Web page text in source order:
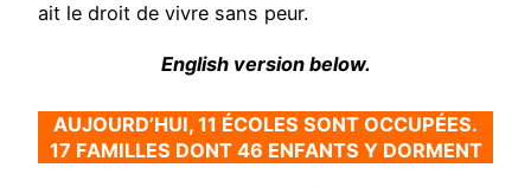
ait le droit de vivre sans peur.
English version below.
AUJOURD’HUI, 11 ÉCOLES SONT OCCUPÉES.
17 FAMILLES DONT 46 ENFANTS Y DORMENT